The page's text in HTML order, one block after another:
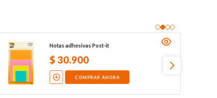
Notas adhesivas Post-it
$ 30.900
COMPRAR AHORA